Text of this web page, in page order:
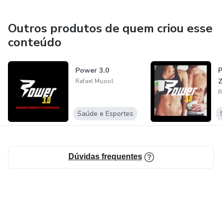
Outros produtos de quem criou esse
conteúdo
Power 3.0
Rafael Muziol
Saúde e Esportes
Dúvidas frequentes